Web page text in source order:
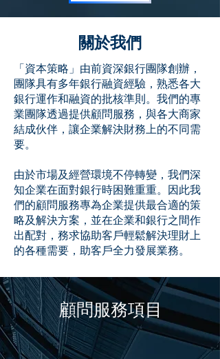
關於我們
「資本策略」由前資深銀行團隊創辦，
團隊具有多年銀行融資經驗，熟悉各大
銀行運作和融資的批核準則。我們的專
業團隊透過提供顧問服務，與各大商家
結成伙伴，讓企業解決財務上的不同需
要。
由於市場及經營環境不停轉變，我們深
知企業在面對銀行時困難重重。因此我
們的顧問服務專為企業提供最合適的策
略及解決方案，並在企業和銀行之間作
出配對，務求協助客戶輕鬆解決理財上
的各種需要，助客戶全力發展業務。
顧問服務項目